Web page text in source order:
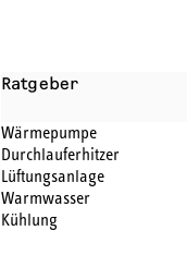
Ratgeber
Wärmepumpe
Durchlauferhitzer
Lüftungsanlage
Warmwasser
Kühlung